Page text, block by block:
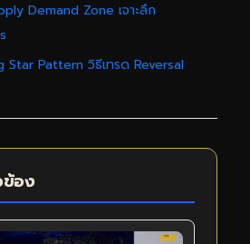
Demand Zone เจาะลึก
Star Pattern วิธีเทรด Reversal
ข้อง